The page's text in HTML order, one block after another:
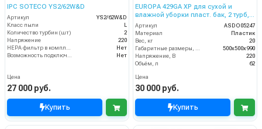
IPC SOTECO YS2/62W&D
Артикул
YS2/62W&D
Класс пыли
L
Количество турбин (шт)
2
Напряжение
220
HEPA фильтр в комплекте
Нет
Возможность подключения электрощетки
Нет
Цена
27 000 руб.
Купить
EUROPA 429GA XP для сухой и
влажной уборки пласт. бак, 2 турб,
2800 Вт, 62 л.
Артикул
ASDO05247
Материал
Пластик
Вес, кг
20
Габаритные размеры, мм
500х500х990
Напряжение, В
220
Объём, л
62
Цена
30 000 руб.
Купить